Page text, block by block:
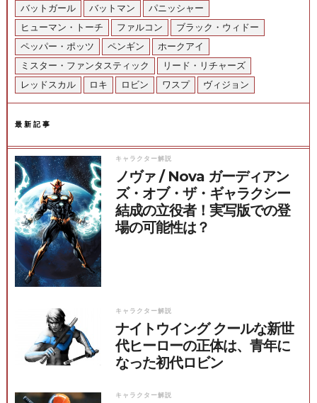
バットガール
バットマン
パニッシャー
ヒューマン・トーチ
ファルコン
ブラック・ウィドー
ペッパー・ポッツ
ペンギン
ホークアイ
ミスター・ファンタスティック
リード・リチャーズ
レッドスカル
ロキ ロビン ワスプ ヴィジョン
最新記事
キャラクター解説
ノヴァ / Nova ガーディアン
ズ・オブ・ザ・ギャラクシー
結成の立役者！実写版での登
場の可能性は？
キャラクター解説
ナイトウイング クールな新世
代ヒーローの正体は、青年に
なった初代ロビン
キャラクター解説